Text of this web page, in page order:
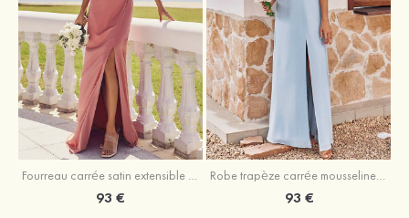
93 € 93 €